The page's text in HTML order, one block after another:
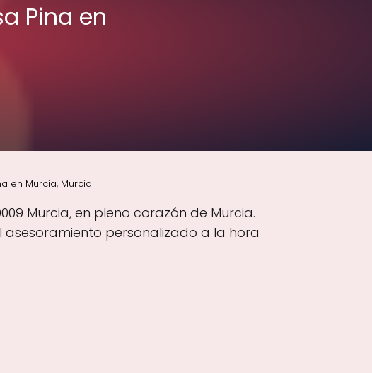
Pina en
en Murcia, Murcia
Murcia, en pleno corazón de Murcia.
personalizado a la hora